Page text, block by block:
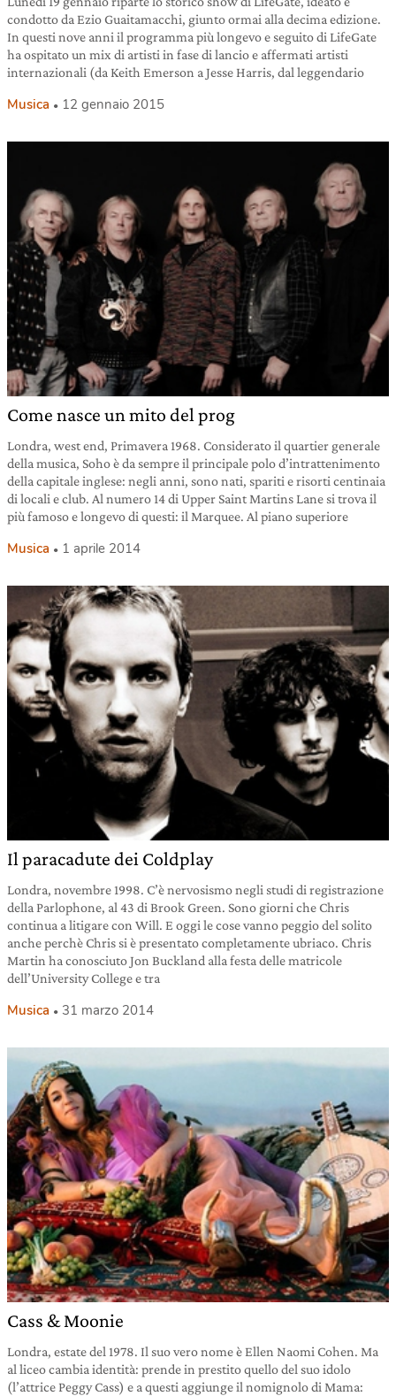
condotto da Ezio Guaitamacchi, giunto ormai alla decima edizione.
In questi nove anni il programma più longevo e seguito di LifeGate
ha ospitato un mix di artisti in fase di lancio e affermati artisti
internazionali (da Keith Emerson a Jesse Harris, dal leggendario
Musica 12 gennaio 2015
Come nasce un mito del prog
Londra, west end, Primavera 1968. Considerato il quartier generale
della musica, Soho è da sempre il principale polo d’intrattenimento
della capitale inglese: negli anni, sono nati, spariti e risorti centinaia
di locali e club. Al numero 14 di Upper Saint Martins Lane si trova il
più famoso e longevo di questi: il Marquee. Al piano superiore
Musica 1 aprile 2014
Il paracadute dei Coldplay
Londra, novembre 1998. C’è nervosismo negli studi di registrazione
della Parlophone, al 43 di Brook Green. Sono giorni che Chris
continua a litigare con Will. E oggi le cose vanno peggio del solito
anche perchè Chris si è presentato completamente ubriaco. Chris
Martin ha conosciuto Jon Buckland alla festa delle matricole
dell’University College e tra
Musica 31 marzo 2014
Cass & Moonie
Londra, estate del 1978. Il suo vero nome è Ellen Naomi Cohen. Ma
al liceo cambia identità: prende in prestito quello del suo idolo
(l’attrice Peggy Cass) e a questi aggiunge il nomignolo di Mama: